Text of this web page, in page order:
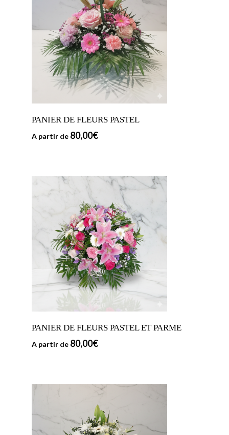
PANIER DE FLEURS PASTEL
A partir de 80,00€
PANIER DE FLEURS PASTEL ET PARME
A partir de 80,00€